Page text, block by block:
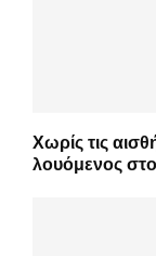
Χωρίς τις
λουόμενος